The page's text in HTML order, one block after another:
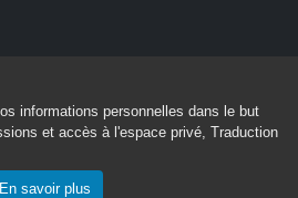
informations personnelles dans le but
et accès à l'espace privé, Traduction
En savoir plus
à la protection des données